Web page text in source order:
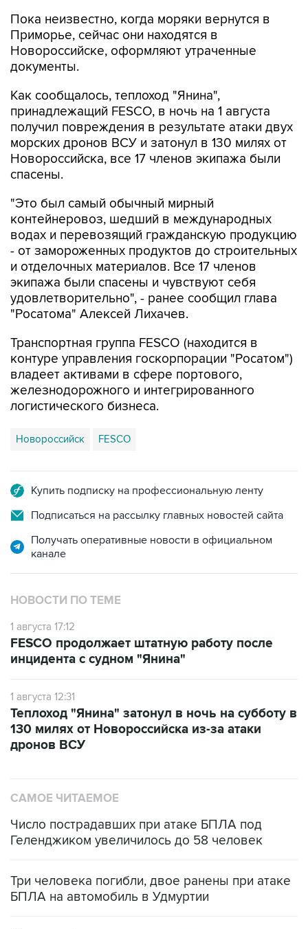
Пока неизвестно, когда моряки вернутся в
Приморье, сейчас они находятся в
Новороссийске, оформляют утраченные
документы.
Как сообщалось, теплоход "Янина",
принадлежащий FESCO, в ночь на 1 августа
получил повреждения в результате атаки двух
морских дронов ВСУ и затонул в 130 милях от
Новороссийска, все 17 членов экипажа были
спасены.
"Это был самый обычный мирный
контейнеровоз, шедший в международных
водах и перевозящий гражданскую продукцию
- от замороженных продуктов до строительных
и отделочных материалов. Все 17 членов
экипажа были спасены и чувствуют себя
удовлетворительно", - ранее сообщил глава
"Росатома" Алексей Лихачев.
Транспортная группа FESCO (находится в
контуре управления госкорпорации "Росатом")
владеет активами в сфере портового,
железнодорожного и интегрированного
логистического бизнеса.
Новороссийск FESCO
Купить подписку на профессиональную ленту
Подписаться на рассылку главных новостей сайта
Получать оперативные новости в официальном
канале
НОВОСТИ ПО ТЕМЕ
1 августа 17:12
FESCO продолжает штатную работу после
инцидента с судном "Янина"
1 августа 12:31
Теплоход "Янина" затонул в ночь на субботу в
130 милях от Новороссийска из-за атаки
дронов ВСУ
САМОЕ ЧИТАЕМОЕ
Число пострадавших при атаке БПЛА под
Геленджиком увеличилось до 58 человек
Три человека погибли, двое ранены при атаке
БПЛА на автомобиль в Удмуртии